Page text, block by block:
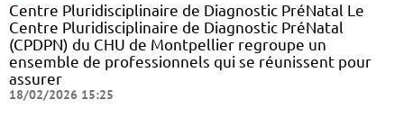
Centre Pluridisciplinaire de Diagnostic PréNatal Le
Centre Pluridisciplinaire de Diagnostic PréNatal
(CPDPN) du CHU de Montpellier regroupe un
ensemble de professionnels qui se réunissent pour
assurer
18/02/2026 15:25